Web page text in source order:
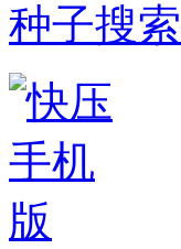
种子搜